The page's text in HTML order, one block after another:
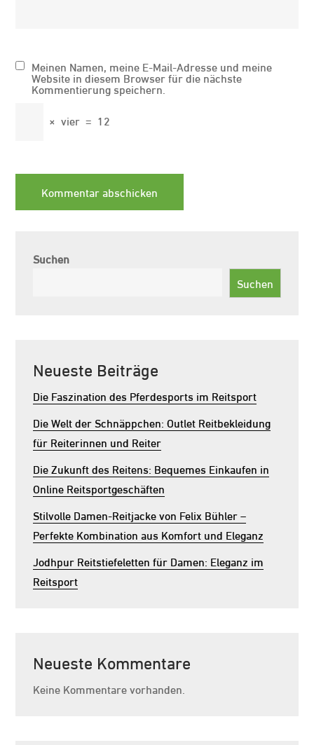
Meinen Namen, meine E-Mail-Adresse und meine
Website in diesem Browser für die nächste
Kommentierung speichern.
× vier = 12
Suchen
Suchen
Neueste Beiträge
Die Faszination des Pferdesports im Reitsport
Die Welt der Schnäppchen: Outlet Reitbekleidung
für Reiterinnen und Reiter
Die Zukunft des Reitens: Bequemes Einkaufen in
Online Reitsportgeschäften
Stilvolle Damen-Reitjacke von Felix Bühler –
Perfekte Kombination aus Komfort und Eleganz
Jodhpur Reitstiefeletten für Damen: Eleganz im
Reitsport
Neueste Kommentare
Keine Kommentare vorhanden.